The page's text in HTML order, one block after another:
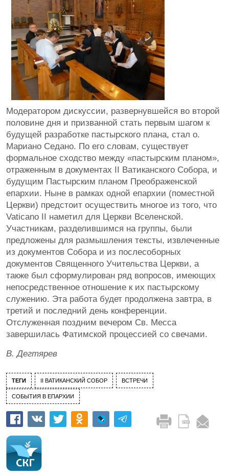
Модератором дискуссии, развернувшейся во второй
половине дня и призванной стать первым шагом к
будущей разработке пастырского плана, стал о.
Мариано Седано. По его словам, существует
формальное сходство между «пастырским планом»,
отраженным в документах II Ватиканского Собора, и
будущим Пастырским планом Преображенской
епархии. Ныне в рамках одной епархии (поместной
Церкви) предстоит осуществить многое из того, что
Vaticano II наметил для Церкви Вселенской.
Участникам, разделившимся на группы, были
предложены для размышления тексты, извлеченные
из документов Собора и из послесоборных
документов Священного Учительства Церкви, а
также был сформулирован ряд вопросов, имеющих
непосредственное отношение к их пастырскому
служению. Эта работа будет продолжена завтра, в
третий и последний день конференции.
Отслуженная поздним вечером Св. Месса
завершилась Фатимской процессией со свечами.
В. Дегтярев
ТЕГИ II ВАТИКАНСКИЙ СОБОР ВСТРЕЧИ
СОБЫТИЯ В ЕПАРХИИ